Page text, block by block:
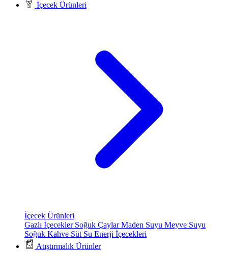
İçecek Ürünleri
İçecek Ürünleri
Gazlı İçecekler Soğuk ÇaylarMaden Suyu Meyve Suyu
Soğuk Kahve Süt Su Enerji İçecekleri
Atıştırmalık Ürünler